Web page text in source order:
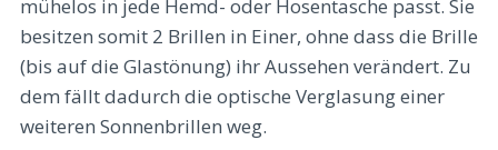
mühelos in jede Hemd- oder Hosentasche passt. Sie
besitzen somit 2 Brillen in Einer, ohne dass die Brille
(bis auf die Glastönung) ihr Aussehen verändert. Zu
dem fällt dadurch die optische Verglasung einer
weiteren Sonnenbrillen weg.